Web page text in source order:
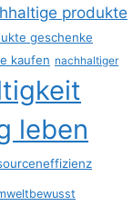
produkte
geschenke
kaufen nachhaltiger
leben